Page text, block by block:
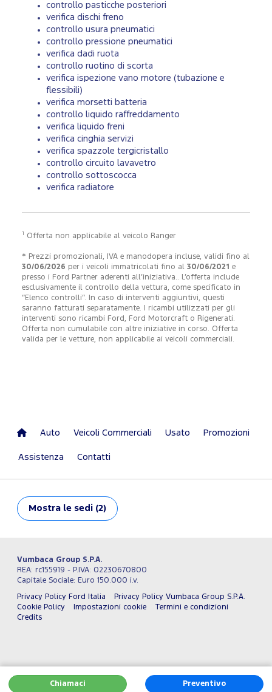
controllo pasticche posteriori
verifica dischi freno
controllo usura pneumatici
controllo pressione pneumatici
verifica dadi ruota
controllo ruotino di scorta
verifica ispezione vano motore (tubazione e
flessibili)
verifica morsetti batteria
controllo liquido raffreddamento
verifica liquido freni
verifica cinghia servizi
verifica spazzole tergicristallo
controllo circuito lavavetro
controllo sottoscocca
verifica radiatore
1 Offerta non applicabile al veicolo Ranger
* Prezzi promozionali, IVA e manodopera incluse, validi fino al
30/06/2026 per i veicoli immatricolati fino al 30/06/2021
e
presso i Ford Partner aderenti all’iniziativa.. L’offerta include
esclusivamente il controllo della vettura, come specificato in
“Elenco controlli”. In caso di interventi aggiuntivi, questi
saranno fatturati separatamente. I ricambi utilizzati per gli
interventi sono ricambi Ford, Ford Motorcraft o Rigenerati.
Offerta non cumulabile con altre iniziative in corso. Offerta
valida per le vetture, non applicabile ai veicoli commerciali.
Chiamaci Preventivo
Auto Veicoli Commerciali Usato Promozioni
Assistenza Contatti
Mostra le sedi (2)
Vumbaca Group S.P.A.
REA: rc155919 - P.IVA: 02230670800
Capitale Sociale: Euro 150.000 i.v.
Privacy Policy Ford Italia
Privacy Policy Vumbaca Group S.P.A.
Cookie Policy
Impostazioni cookie
Termini e condizioni
Credits